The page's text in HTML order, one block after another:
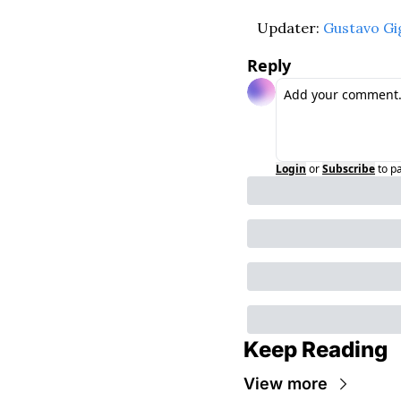
Updater: Gustavo
Reply
Login orSubscribeto
Keep Reading
View more